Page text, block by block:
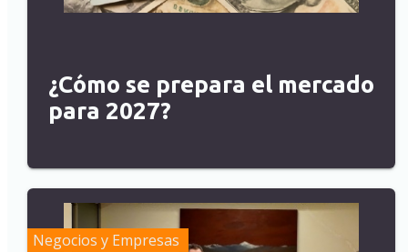
¿Cómo se prepara el mercado
para 2027?
Negocios y Empresas